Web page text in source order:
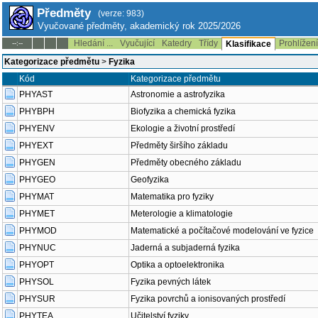
Předměty (verze: 983)
Vyučované předměty, akademický rok 2025/2026
--:-- Hledání ... Vyučující Katedry Třídy Klasifikace
Kategorizace předmětu > Fyzika
Kód
Kategorizace předmětu
PHYAST
Astronomie a astrofyzika
PHYBPH
Biofyzika a chemická fyzika
PHYENV
Ekologie a životní prostředí
PHYEXT
Předměty širšího základu
PHYGEN
Předměty obecného základu
PHYGEO
Geofyzika
PHYMAT
Matematika pro fyziky
PHYMET
Meterologie a klimatologie
PHYMOD
Matematické a počítačové modelování ve fyzice
PHYNUC
Jaderná a subjaderná fyzika
PHYOPT
Optika a optoelektronika
PHYSOL
Fyzika pevných látek
PHYSUR
Fyzika povrchů a ionisovaných prostředí
PHYTEA
Učitelství fyziky